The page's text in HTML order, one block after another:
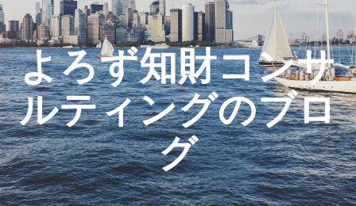
​よろず知財コンサ
ルティングのブロ
グ
生成AIとの「壁打ち」で、新たな発明を創出する方法